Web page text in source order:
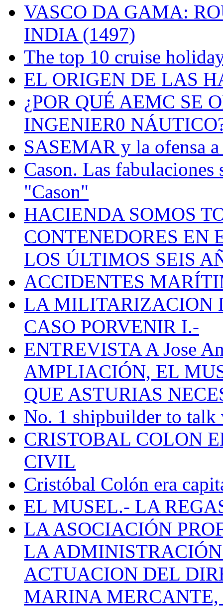
VASCO DA GAMA:
INDIA (1497)
The top 10 cruise
EL ORIGEN DE LAS
¿POR QUÉ AEMC SE
INGENIER0
SASEMAR y la ofensa a
Cason. Las fabulaciones
"Cason"
HACIENDA SOMOS
CONTENEDORES EN
LOS ÚLTIMOS SEIS
ACCIDENTES
LA MILITARIZACION
CASO PORVENIR I.-
ENTREVISTA A Jose
AMPLIACIÓN, EL
QUE ASTURIAS
No. 1 shipbuilder to talk
CRISTOBAL COLON
CIVIL
Cristóbal Colón era
EL MUSEL.- LA
LA ASOCIACIÓN
LA
ACTUACION DEL
MARINA